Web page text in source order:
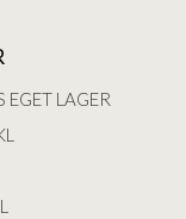
EGET LAGER